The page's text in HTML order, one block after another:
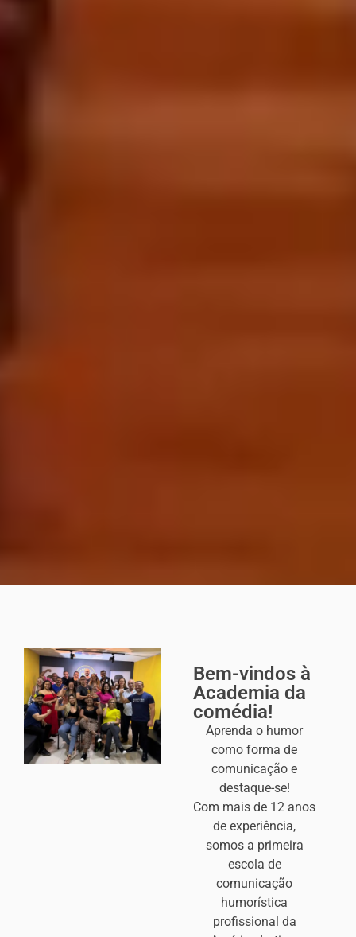
Bem-vindos à
Academia da
comédia!
Aprenda o humor
como forma de
comunicação e
destaque-se!
Com mais de 12 anos
de experiência,
somos a primeira
escola de
comunicação
humorística
profissional da